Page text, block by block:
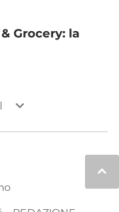
Grocery: la
keyboard_arrow_down
keyboard_arrow_up